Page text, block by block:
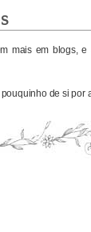
mais em blogs,
de si por